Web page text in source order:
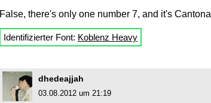
False, there's only one number 7, and it's Cantona
Identifizierter Font: Koblenz Heavy
dhedeajjah
03.08.2012 um 21:19